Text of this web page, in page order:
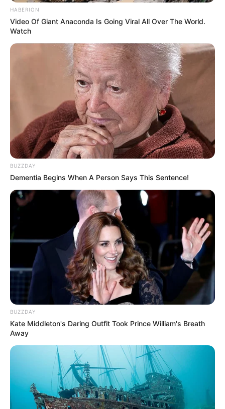
HABERION
Video Of Giant Anaconda Is Going Viral All Over The World.
Watch
BUZZDAY
Dementia Begins When A Person Says This Sentence!
BUZZDAY
Kate Middleton's Daring Outfit Took Prince William's Breath
Away